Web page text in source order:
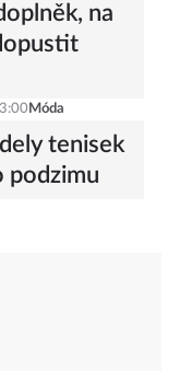
na
Móda
tenisek
podzimu